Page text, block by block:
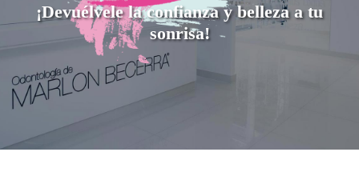
¡Devuélvele la confianza y belleza a tu
sonrisa!